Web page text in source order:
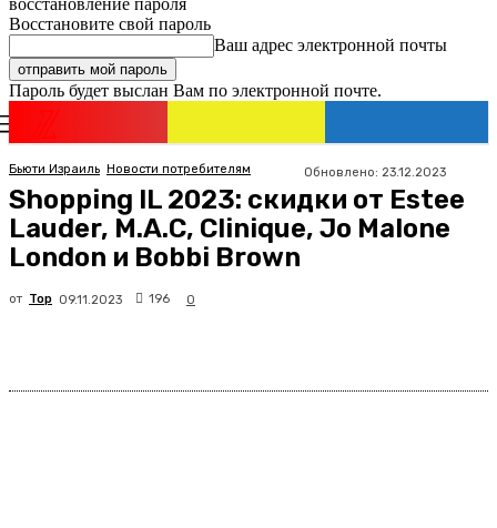
восстановление пароля
Восстановите свой пароль
Ваш адрес электронной почты
Пароль будет выслан Вам по электронной почте.
Бьюти Израиль Новости потребителям Обновлено: 23.12.2023
Shopping IL 2023: скидки от Estee
Lauder, М.А.С, Clinique, Jo Malone
London и Bobbi Brown
от Top 09.11.2023 196 0